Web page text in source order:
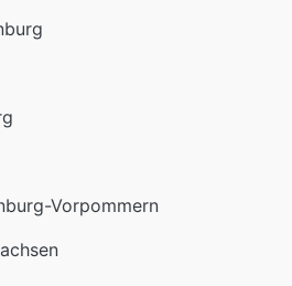
Vorpommern
Westfalen